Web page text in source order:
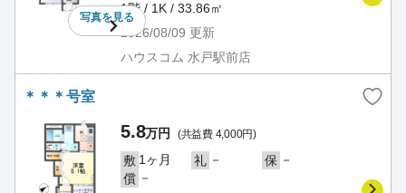
写真を見る
1階 / 1K / 33.86㎡
2026/08/09 更新
ハウスコム 水戸駅前店
＊＊＊号室
5.8万円 (共益費 4,000円)
敷 1ヶ月 礼 － 保 －
償 －